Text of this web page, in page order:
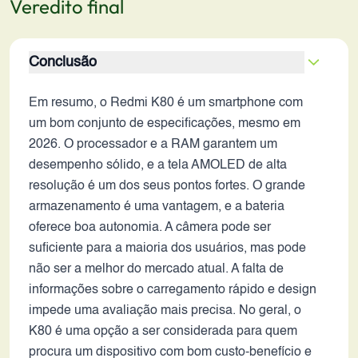
Veredito final
Conclusão
Em resumo, o Redmi K80 é um smartphone com
um bom conjunto de especificações, mesmo em
2026. O processador e a RAM garantem um
desempenho sólido, e a tela AMOLED de alta
resolução é um dos seus pontos fortes. O grande
armazenamento é uma vantagem, e a bateria
oferece boa autonomia. A câmera pode ser
suficiente para a maioria dos usuários, mas pode
não ser a melhor do mercado atual. A falta de
informações sobre o carregamento rápido e design
impede uma avaliação mais precisa. No geral, o
K80 é uma opção a ser considerada para quem
procura um dispositivo com bom custo-benefício e